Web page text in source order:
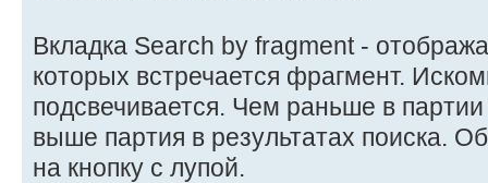
Вкладка Search by fragment -
которых встречается фрагмент.
подсвечивается. Чем раньше в
выше партия в результатах поиска.
на кнопку с лупой.